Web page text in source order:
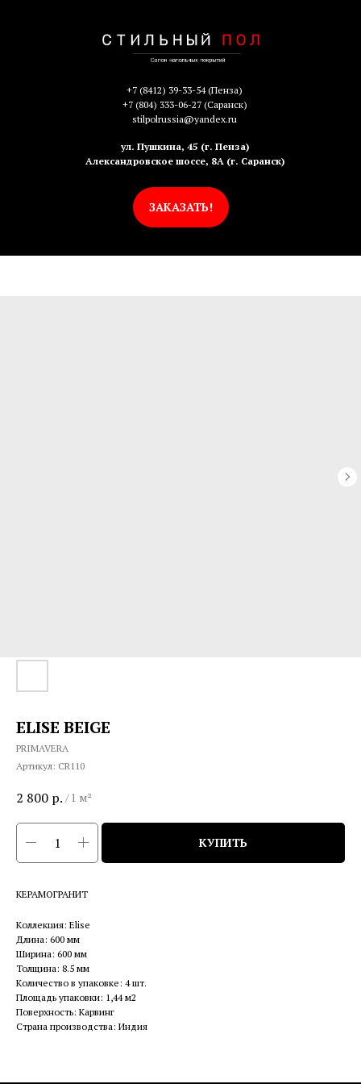
+7 (8412) 39-33-54(Пенза)
+7 (804) 333-06-27(Саранск)
stilpolrussia@yandex.ru
ул. Пушкина, 45 (г. Пенза)
Александровское шоссе, 8А (г. Саранск)
ЗАКАЗАТЬ!
ELISE BEIGE
PRIMAVERA
Артикул: CR110
2 800 р. / 1 м²
КУПИТЬ
КЕРАМОГРАНИТ
Коллекция: Elise
Длина: 600 мм
Ширина: 600 мм
Толщина: 8.5 мм
Количество в упаковке: 4 шт.
Площадь упаковки: 1,44 м2
Поверхность: Карвинг
Страна производства: Индия